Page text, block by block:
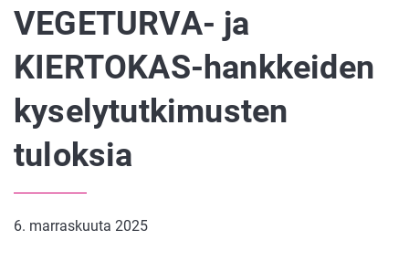
VEGETURVA- ja
KIERTOKAS-hankkeiden
kyselytutkimusten
tuloksia
6. marraskuuta 2025